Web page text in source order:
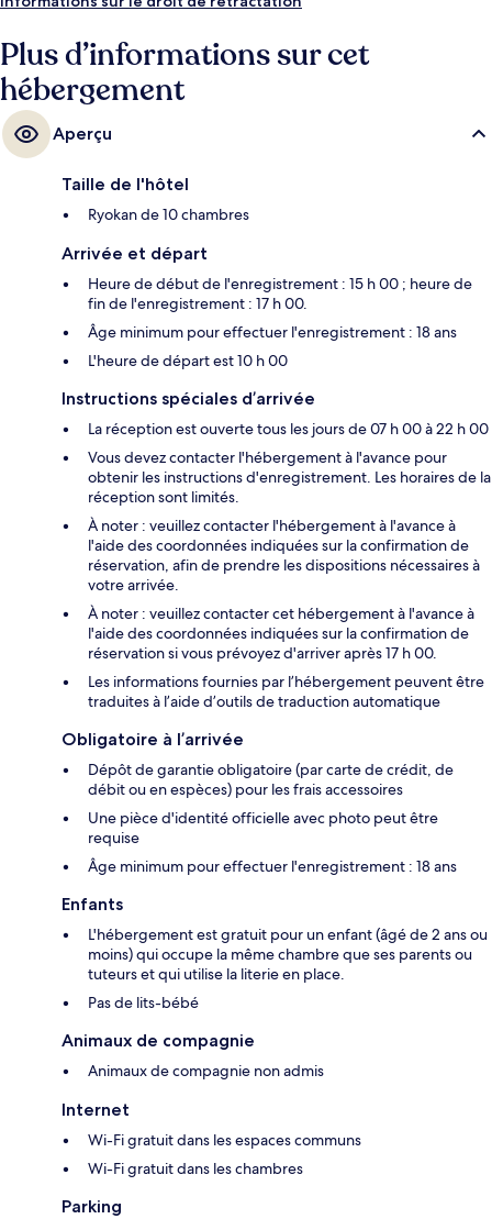
Plus d’informations sur cet
hébergement
Aperçu
Taille de l'hôtel
Ryokan de 10 chambres
Arrivée et départ
Heure de début de l'enregistrement : 15 h 00 ; heure de
fin de l'enregistrement : 17 h 00.
Âge minimum pour effectuer l'enregistrement : 18 ans
L'heure de départ est 10 h 00
Instructions spéciales d’arrivée
La réception est ouverte tous les jours de 07 h 00 à 22 h 00
Vous devez contacter l'hébergement à l'avance pour
obtenir les instructions d'enregistrement. Les horaires de la
réception sont limités.
À noter : veuillez contacter l'hébergement à l'avance à
l'aide des coordonnées indiquées sur la confirmation de
réservation, afin de prendre les dispositions nécessaires à
votre arrivée.
À noter : veuillez contacter cet hébergement à l'avance à
l'aide des coordonnées indiquées sur la confirmation de
réservation si vous prévoyez d'arriver après 17 h 00.
Les informations fournies par l’hébergement peuvent être
traduites à l’aide d’outils de traduction automatique
Obligatoire à l’arrivée
Dépôt de garantie obligatoire (par carte de crédit, de
débit ou en espèces) pour les frais accessoires
Une pièce d'identité officielle avec photo peut être
requise
Âge minimum pour effectuer l'enregistrement : 18 ans
Enfants
L'hébergement est gratuit pour un enfant (âgé de 2 ans ou
moins) qui occupe la même chambre que ses parents ou
tuteurs et qui utilise la literie en place.
Pas de lits-bébé
Animaux de compagnie
Animaux de compagnie non admis
Internet
Wi-Fi gratuit dans les espaces communs
Wi-Fi gratuit dans les chambres
Parking